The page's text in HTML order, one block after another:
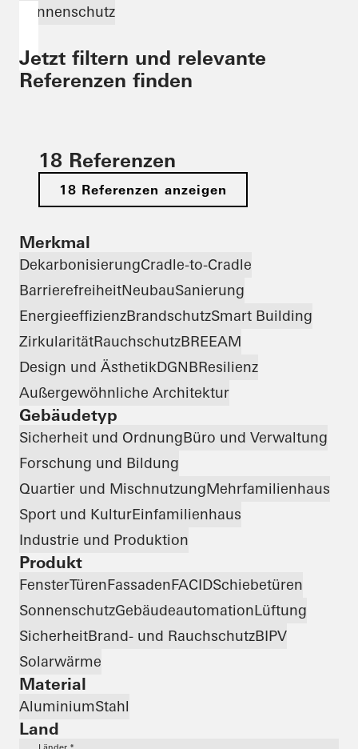
Sonnenschutz
Jetzt filtern und relevante
Referenzen finden
18 Referenzen
18 Referenzen anzeigen
Merkmal
DekarbonisierungCradle-to-Cradle
BarrierefreiheitNeubauSanierung
EnergieeffizienzBrandschutzSmart Building
ZirkularitätRauchschutzBREEAM
Design und ÄsthetikDGNBResilienz
Außergewöhnliche Architektur
Gebäudetyp
Sicherheit und OrdnungBüro und Verwaltung
Forschung und Bildung
Quartier und MischnutzungMehrfamilienhaus
Sport und KulturEinfamilienhaus
Industrie und Produktion
Produkt
FensterTürenFassadenFACIDSchiebetüren
SonnenschutzGebäudeautomationLüftung
SicherheitBrand- und RauchschutzBIPV
Solarwärme
Material
AluminiumStahl
Land